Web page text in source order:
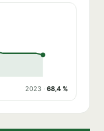
2023 · 68,4 %